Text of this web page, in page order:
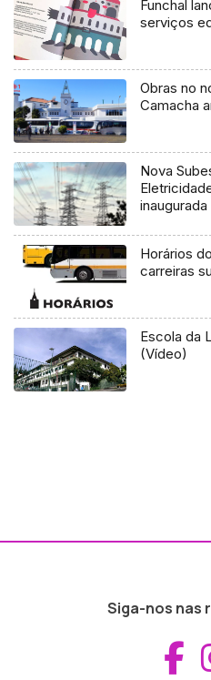
Funchal
serviços
Obras no
Camacha
Nova
inaugurada
Horários
carreiras
Escola da
(Vídeo)
Siga-nos nas